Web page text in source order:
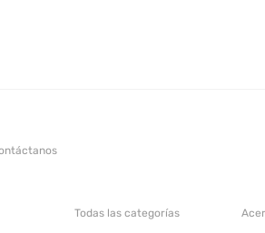
Todas las categorías